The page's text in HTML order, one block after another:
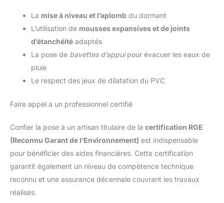
La mise à niveau et l’aplomb du dormant
L’utilisation de mousses expansives et de joints
d’étanchéité adaptés
La pose de bavettes d’appuipour évacuer les eaux de
pluie
Le respect des jeux de dilatation du PVC
Faire appel à un professionnel certifié
Confier la pose à un artisan titulaire de la certification RGE
(Reconnu Garant de l’Environnement) est indispensable
pour bénéficier des aides financières. Cette certification
garantit également un niveau de compétence technique
reconnu et une assurance décennale couvrant les travaux
réalisés.